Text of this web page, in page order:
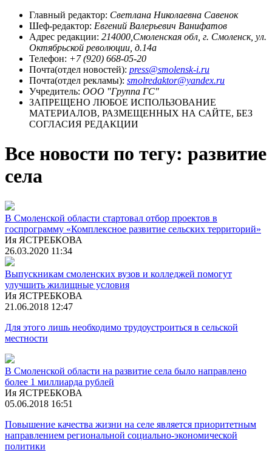
Главный редактор: Светлана Николаевна Савенок
Шеф-редактор: Евгений Валерьевич Ванифатов
Адрес редакции: 214000,Смоленская обл, г. Смоленск, ул.
Октябрьской революции, д.14а
Телефон: +7 (920) 668-05-20
Почта(отдел новостей): press@smolensk-i.ru
Почта(отдел рекламы): smolredaktor@yandex.ru
Учредитель: ООО "Группа ГС"
ЗАПРЕЩЕНО ЛЮБОЕ ИСПОЛЬЗОВАНИЕ
МАТЕРИАЛОВ, РАЗМЕЩЕННЫХ НА САЙТЕ, БЕЗ
СОГЛАСИЯ РЕДАКЦИИ
Все новости по тегу: развитие
села
В Смоленской области стартовал отбор проектов в
госпрограмму «Комплексное развитие сельских территорий»
Ия ЯСТРЕБКОВА
26.03.2020 11:34
Выпускникам смоленских вузов и колледжей помогут
улучшить жилищные условия
Ия ЯСТРЕБКОВА
21.06.2018 12:47
Для этого лишь необходимо трудоустроиться в сельской
местности
В Смоленской области на развитие села было направлено
более 1 миллиарда рублей
Ия ЯСТРЕБКОВА
05.06.2018 16:51
Повышение качества жизни на селе является приоритетным
направлением региональной социально-экономической
политики